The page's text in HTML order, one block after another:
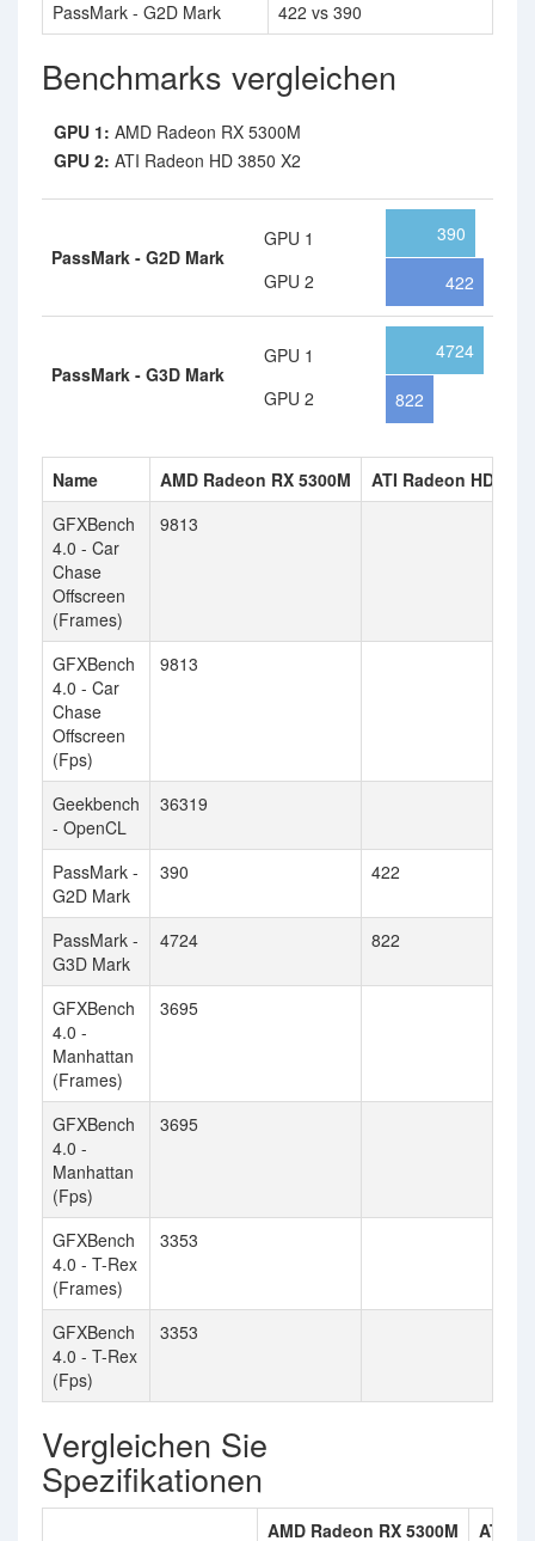
PassMark - G2D Mark
422 vs 390
Benchmarks vergleichen
GPU 1: AMD Radeon RX 5300M
GPU 2: ATI Radeon HD 3850 X2
PassMark - G2D Mark
GPU 1
GPU 2
390
422
PassMark - G3D Mark
GPU 1
GPU 2
4724
822
Name AMD Radeon RX 5300M
ATI Radeon HD
GFXBench
4.0 - Car
Chase
Offscreen
(Frames)
9813
GFXBench
4.0 - Car
Chase
Offscreen
(Fps)
9813
Geekbench
- OpenCL
36319
PassMark -
G2D Mark
390 422
PassMark -
G3D Mark
4724 822
GFXBench
4.0 -
Manhattan
(Frames)
3695
GFXBench
4.0 -
Manhattan
(Fps)
3695
GFXBench
4.0 - T-Rex
(Frames)
3353
GFXBench
4.0 - T-Rex
(Fps)
3353
Vergleichen Sie
Spezifikationen
AMD Radeon RX 5300M ATI